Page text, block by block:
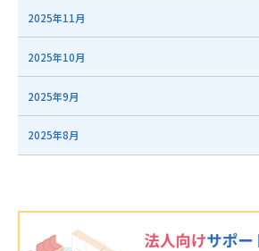
2025年11月
2025年10月
2025年9月
2025年8月